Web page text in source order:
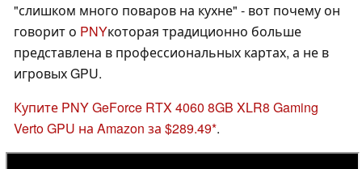
"слишком много поваров на кухне" - вот почему он
говорит о PNYкоторая традиционно больше
представлена в профессиональных картах, а не в
игровых GPU.
Купите PNY GeForce RTX 4060 8GB XLR8 Gaming
Verto GPU на Amazon за $289.49 .